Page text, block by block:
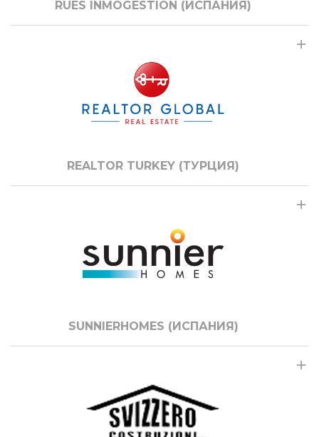
RUES INMOGESTION (ИСПАНИЯ)
REALTOR TURKEY (ТУРЦИЯ)
SUNNIERHOMES (ИСПАНИЯ)